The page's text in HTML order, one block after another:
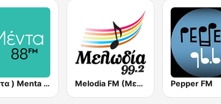
( μέντα ) Menta 88 FM Melodia FM (Μελωδία 99.2) Pepper FM